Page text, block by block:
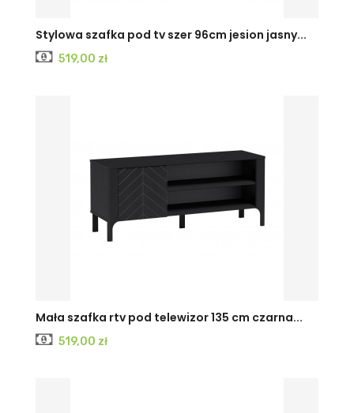
KRAFTJESIONJESION
Stylowa szafka pod tv szer 96cm jesion jasny...
Cena
519,00 zł
CASHMERE
Czarny
Mała szafka rtv pod telewizor 135 cm czarna...
Cena
519,00 zł